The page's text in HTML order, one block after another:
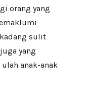
orang yang
sulit
yang
anak-anak